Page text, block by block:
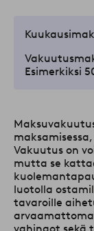
Esimerkiksi
Vakuutus on
mutta se
luotolla
tavaroille